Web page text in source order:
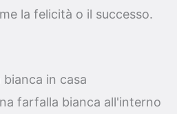
la felicità o il successo.
in casa
farfalla bianca all'interno